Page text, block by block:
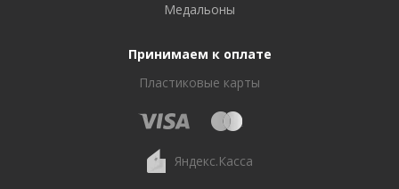
Медальоны
Принимаем к оплате
Пластиковые карты
Яндекс.Касса